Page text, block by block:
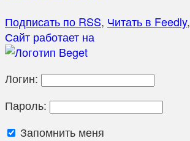
Подписать по RSS, Читать в Feedly,
Сайт работает на
Логин:
Пароль:
Запомнить меня